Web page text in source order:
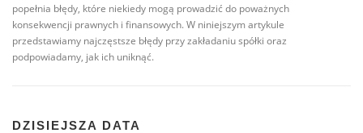
popełnia błędy, które niekiedy mogą prowadzić do poważnych
konsekwencji prawnych i finansowych. W niniejszym artykule
przedstawiamy najczęstsze błędy przy zakładaniu spółki oraz
podpowiadamy, jak ich uniknąć.
DZISIEJSZA DATA